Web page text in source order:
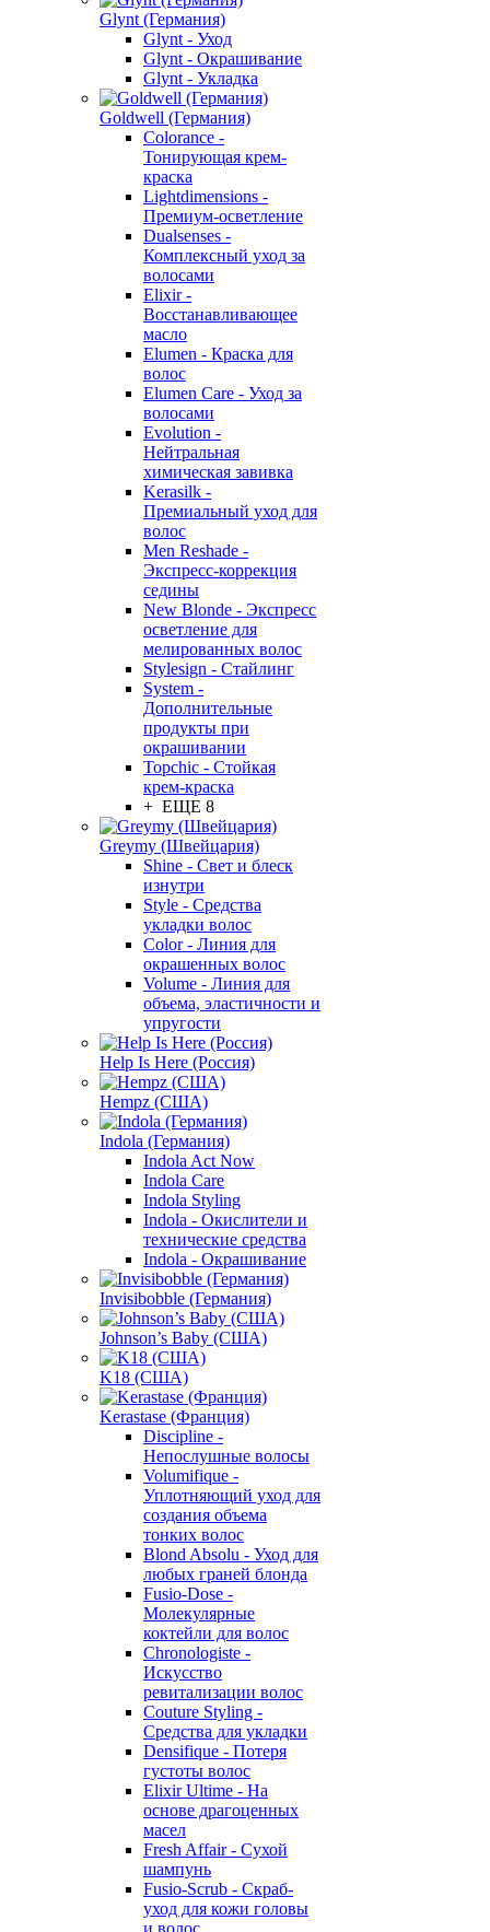
Glynt (Германия)
Glynt - Уход
Glynt - Окрашивание
Glynt - Укладка
Goldwell (Германия)
Colorance -
Тонирующая крем-
краска
Lightdimensions -
Премиум-осветление
Dualsenses -
Комплексный уход за
волосами
Elixir -
Восстанавливающее
масло
Elumen - Краска для
волос
Elumen Care - Уход за
волосами
Evolution -
Нейтральная
химическая завивка
Kerasilk -
Премиальный уход для
волос
Men Reshade -
Экспресс-коррекция
седины
New Blonde - Экспресс
осветление для
мелированных волос
Stylesign - Стайлинг
System -
Дополнительные
продукты при
окрашивании
Topchic - Стойкая
крем-краска
+ ЕЩЕ 8
Greymy (Швейцария)
Shine - Свет и блеск
изнутри
Style - Средства
укладки волос
Color - Линия для
окрашенных волос
Volume - Линия для
объема, эластичности и
упругости
Help Is Here (Россия)
Hempz (США)
Indola (Германия)
Indola Act Now
Indola Care
Indola Styling
Indola - Окислители и
технические средства
Indola - Окрашивание
Invisibobble (Германия)
Johnson’s Baby (США)
K18 (США)
Kerastase (Франция)
Discipline -
Непослушные волосы
Volumifique -
Уплотняющий уход для
создания объема
тонких волос
Blond Absolu - Уход для
любых граней блонда
Fusio-Dose -
Молекулярные
коктейли для волос
Chronologiste -
Искусство
ревитализации волос
Couture Styling -
Средства для укладки
Densifique - Потеря
густоты волос
Elixir Ultime - На
основе драгоценных
масел
Fresh Affair - Сухой
шампунь
Fusio-Scrub - Скраб-
уход для кожи головы
и волос